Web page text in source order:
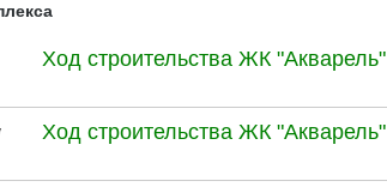
Ход строительства ЖК "Акварель"
Ход строительства ЖК "Акварель"